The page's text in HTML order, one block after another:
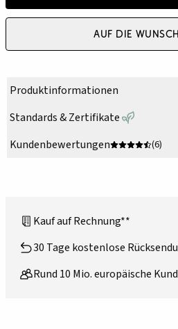
Auf die
Produktinformationen
Standards & Zertifikate
Kundenbewertungen
(6)
Kauf auf Rechnung**
30 Tage kostenlose
Rund 10 Mio. europäische